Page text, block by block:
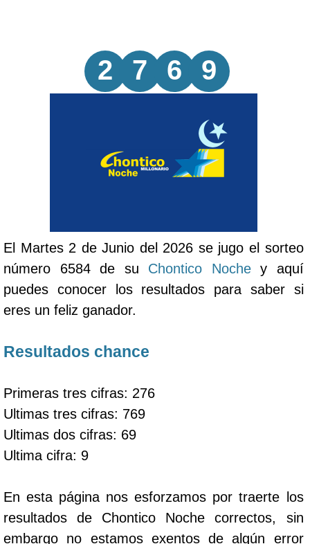
2 7 6 9
El Martes 2 de Junio del 2026 se jugo el sorteo
número 6584 de su Chontico Nochey aquí
puedes conocer los resultados para saber si
eres un feliz ganador.
Resultados chance
Primeras tres cifras: 276
Ultimas tres cifras: 769
Ultimas dos cifras: 69
Ultima cifra: 9
En esta página nos esforzamos por traerte los
resultados de Chontico Noche correctos, sin
embargo no estamos exentos de algún error